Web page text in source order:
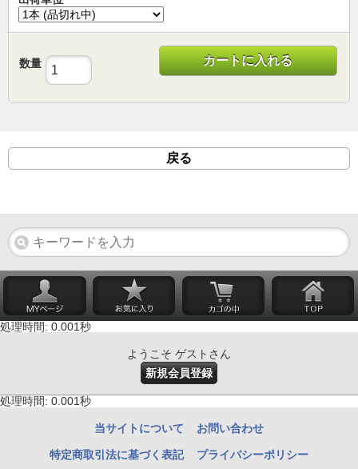
数量 カートに入れる
戻る
処理時間: 0.001秒
ようこそ ゲストさん
新規会員登録
処理時間: 0.001秒
当サイトについて お問い合わせ
特定商取引法に基づく表記 プライバシーポリシー